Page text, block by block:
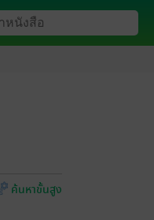
ค้นหาขั้นสูง